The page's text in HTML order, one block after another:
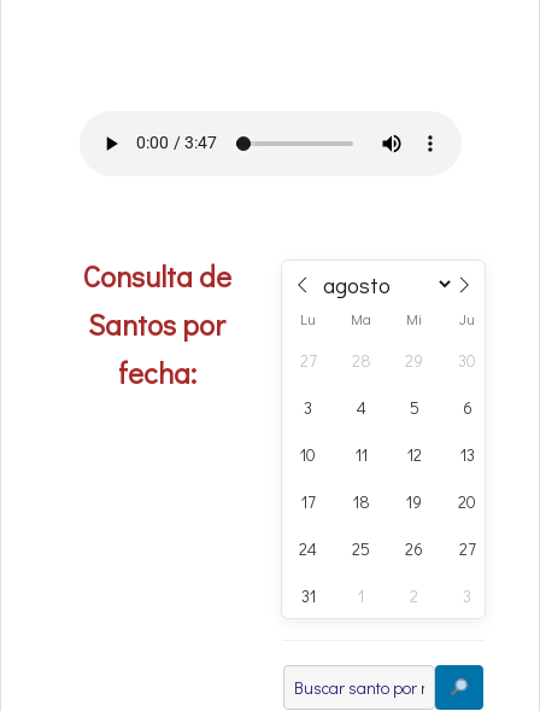
Consulta de
Santos por
fecha:
Lu Ma Mi Ju
27 28 29 30
3 4 5 6
10 11 12 13
17 18 19 20
24 25 26 27
31 1 2 3